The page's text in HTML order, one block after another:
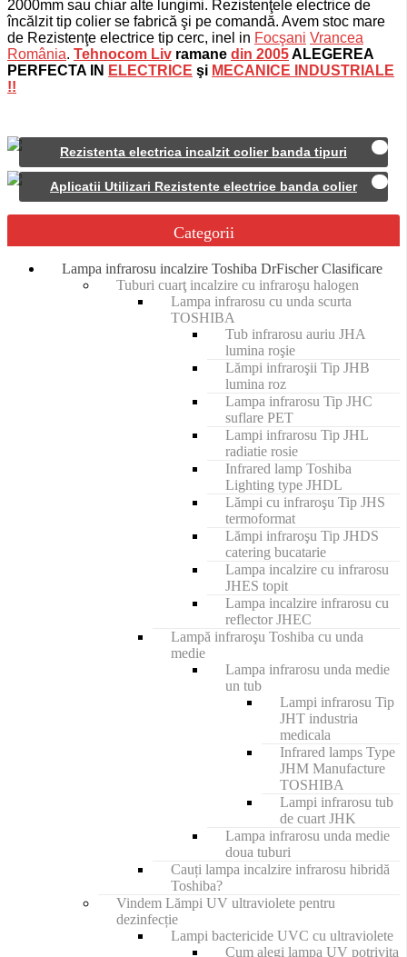
2000mm sau chiar alte lungimi. Rezistenţele electrice de
încălzit tip colier se fabrică şi pe comandă. Avem stoc mare
de Rezistenţe electrice tip cerc, inel in Focşani Vrancea
România. Tehnocom Liv ramane din 2005ALEGEREA
PERFECTA IN ELECTRICE şi MECANICE INDUSTRIALE
!!
Rezistenta electrica incalzit colier banda tipuri
Aplicatii Utilizari Rezistente electrice banda colier
Categorii
Lampa infrarosu incalzire Toshiba DrFischer Clasificare
Tuburi cuarţ incalzire cu infraroşu halogen
Lampa infrarosu cu unda scurta
TOSHIBA
Tub infrarosu auriu JHA
lumina roşie
Lămpi infraroşii Tip JHB
lumina roz
Lampa infrarosu Tip JHC
suflare PET
Lampi infrarosu Tip JHL
radiatie rosie
Infrared lamp Toshiba
Lighting type JHDL
Lămpi cu infraroşu Tip JHS
termoformat
Lămpi infraroşu Tip JHDS
catering bucatarie
Lampa incalzire cu infrarosu
JHES topit
Lampa incalzire infrarosu cu
reflector JHEC
Lampă infraroşu Toshiba cu unda
medie
Lampa infrarosu unda medie
un tub
Lampi infrarosu Tip
JHT industria
medicala
Infrared lamps Type
JHM Manufacture
TOSHIBA
Lampi infrarosu tub
de cuart JHK
Lampa infrarosu unda medie
doua tuburi
Cauți lampa incalzire infrarosu hibridă
Toshiba?
Vindem Lămpi UV ultraviolete pentru
dezinfecție
Lampi bactericide UVC cu ultraviolete
Cum alegi lampa UV potrivita